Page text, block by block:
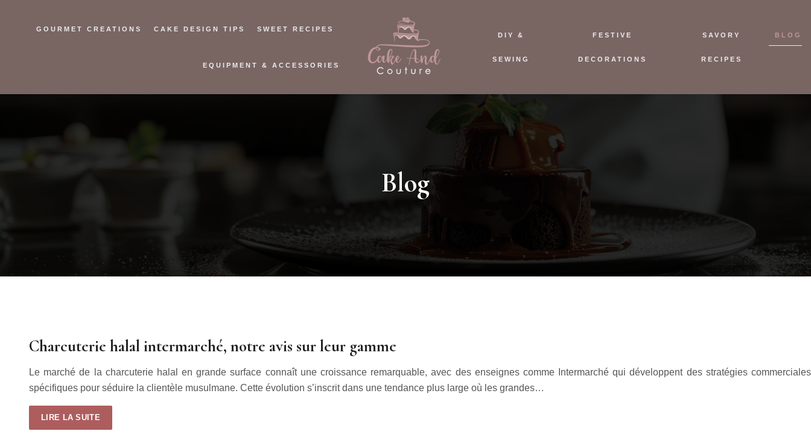
SWEET RECIPES
CAKE DESIGN TIPS
GOURMET CREATIONS
EQUIPMENT & ACCESSORIES
DIY &
SEWING
FESTIVE
DECORATIONS
SAVORY
RECIPES
BLOG
Blog
Charcuterie halal intermarché, notre avis sur leur gamme
Le marché de la charcuterie halal en grande surface connaît une croissance remarquable, avec des enseignes comme Intermarché qui développent des stratégies commerciales
spécifiques pour séduire la clientèle musulmane. Cette évolution s’inscrit dans une tendance plus large où les grandes…
LIRE LA SUITE